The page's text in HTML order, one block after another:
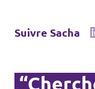
Adhérer
Suivre Sacha